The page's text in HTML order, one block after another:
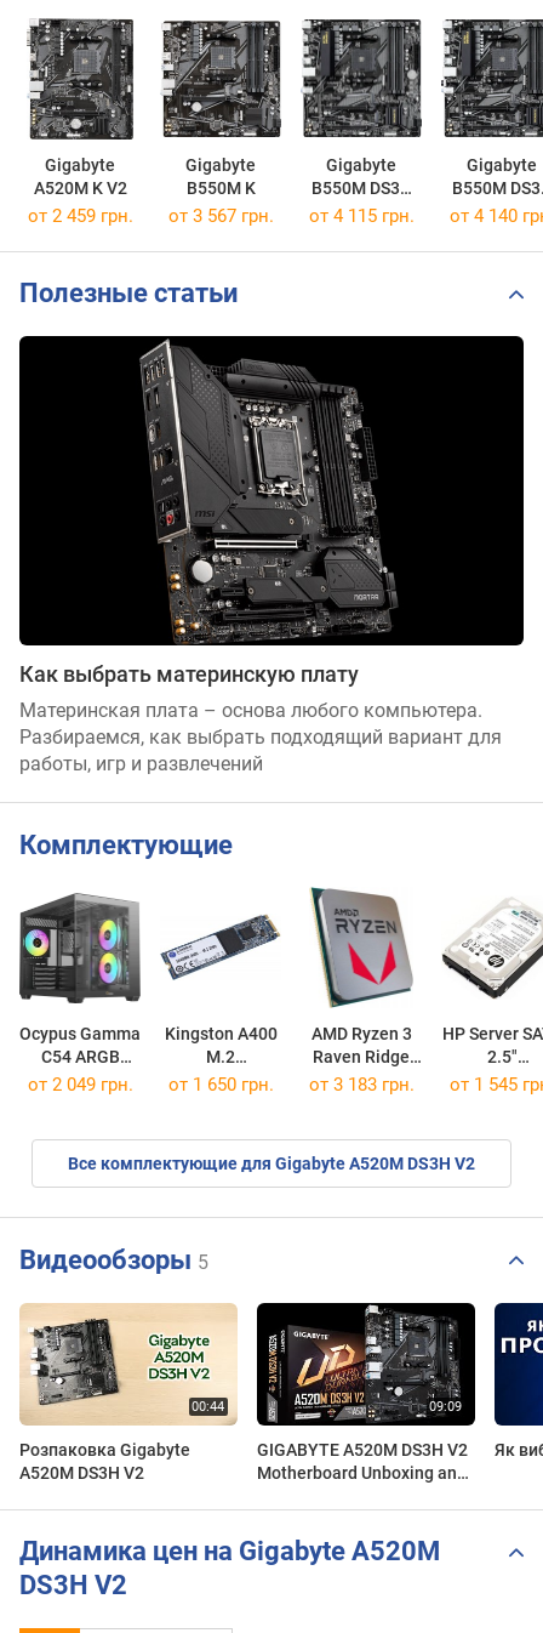
Gigabyte
A520M K V2
Gigabyte
B550M K
Gigabyte
B550M DS3H
R2
Gigabyte
B550M
AC R2
от 2 459 грн. от 3 567 грн. от 4 115 грн. от 4 140
Полезные статьи
Как выбрать материнскую плату
Материнская плата – основа любого компьютера.
Разбираемся, как выбрать подходящий вариант для
работы, игр и развлечений
Комплектующие
Ocypus Gamma
C54 ARGB
Black
Kingston A400
M.2
SA400M8/120G
AMD Ryzen 3
Raven Ridge
2200G BOX
HP Server
2.5"
от 2 049 грн. от 1 650 грн. от 3 183 грн. от 1 545
Все комплектующие для Gigabyte A520M DS3H V2
Видеообзоры 5
Розпаковка Gigabyte
A520M DS3H V2
GIGABYTE A520M DS3H V2
Motherboard Unboxing and
Як
Динамика цен на Gigabyte A520M
DS3H V2